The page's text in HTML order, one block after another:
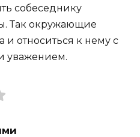
собеседнику
Так окружающие
и относиться к нему с
уважением.